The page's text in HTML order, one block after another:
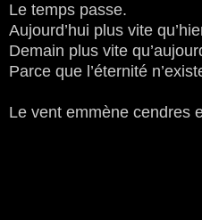
Le temps passe.
Aujourd’hui plus vite
Demain plus vite
Parce que l’éternité
Le vent emmène cendres